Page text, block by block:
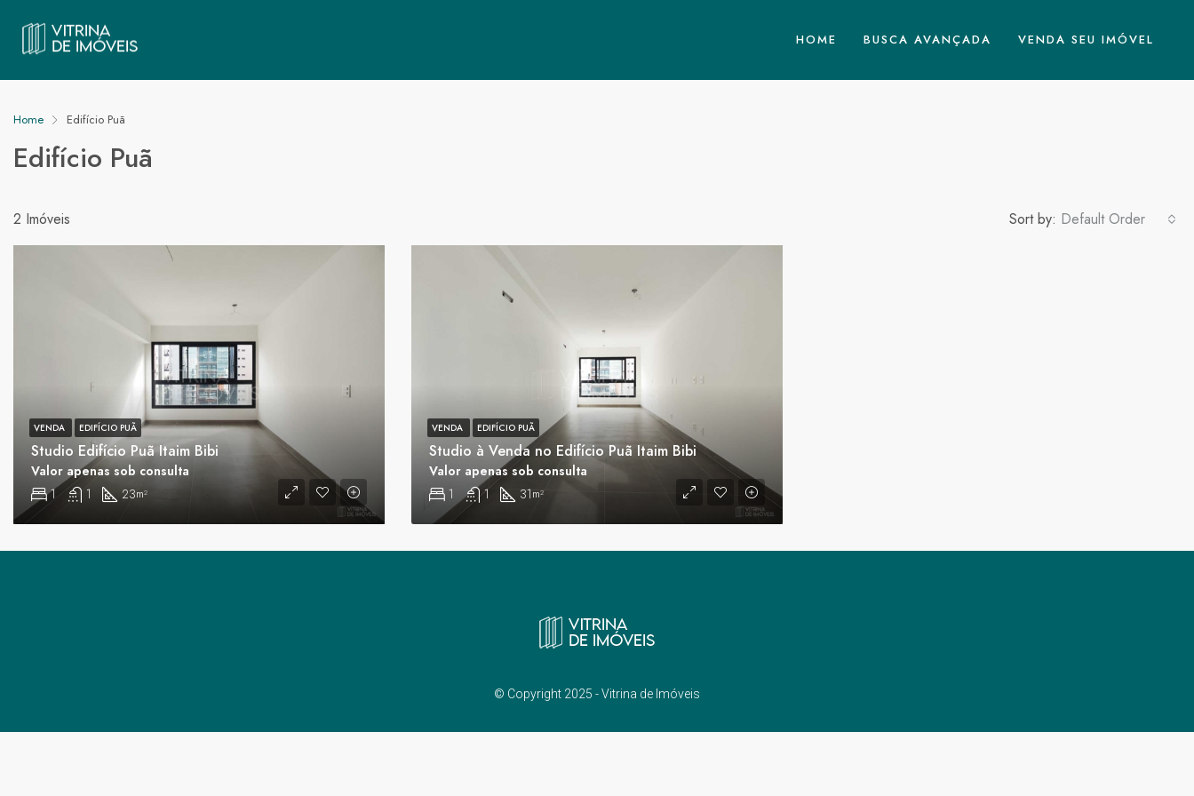
HOME BUSCA AVANÇADA VENDA SEU IMÓVEL
Home Edifício Puã
Edifício Puã
2 Imóveis Sort by: Default Order
Studio Edifício Puã Itaim Bibi
1 1 23m²
Valor apenas sob consulta
VENDA EDIFÍCIO PUÃ
Studio à Venda no Edifício Puã Itaim Bibi
1 1 31m²
Valor apenas sob consulta
VENDA EDIFÍCIO PUÃ
© Copyright 2025 - Vitrina de Imóveis